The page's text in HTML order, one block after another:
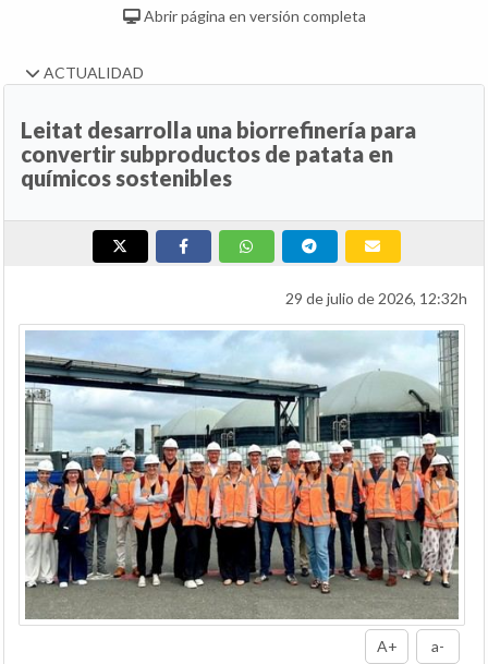
Abrir página en versión completa
ACTUALIDAD
Leitat desarrolla una biorrefinería para
convertir subproductos de patata en
químicos sostenibles
29 de julio de 2026, 12:32h
A+ a-